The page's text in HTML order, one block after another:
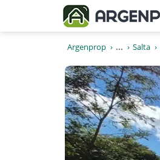
Argenprop ... Salta